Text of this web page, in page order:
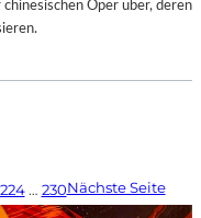
Oper über, deren
224 … 230Nächste Seite